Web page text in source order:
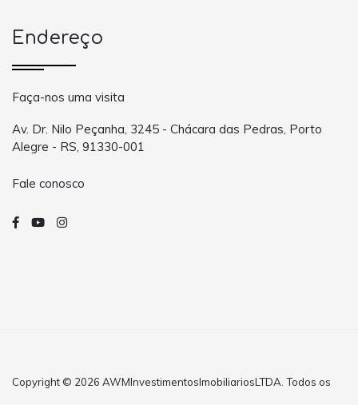
Endereço
Faça-nos uma visita
Av. Dr. Nilo Peçanha, 3245 - Chácara das Pedras, Porto
Alegre - RS, 91330-001
Fale conosco
Copyright © 2026 AWMInvestimentosImobiliariosLTDA. Todos os